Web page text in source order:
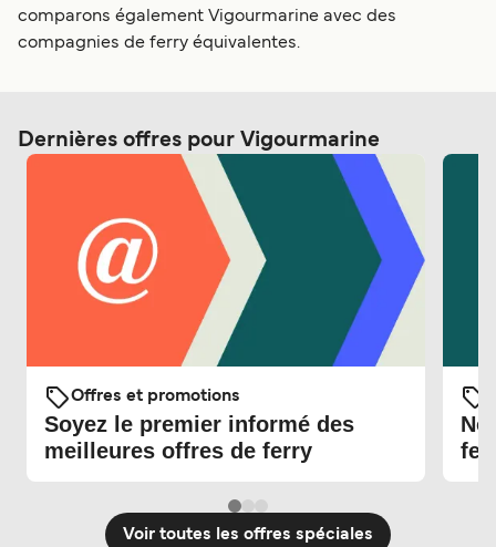
comparons également Vigourmarine avec des
compagnies de ferry équivalentes.
Dernières offres pour Vigourmarine
Offres et promotions
Soyez le premier informé des
meilleures offres de ferry
Voir toutes les offres spéciales